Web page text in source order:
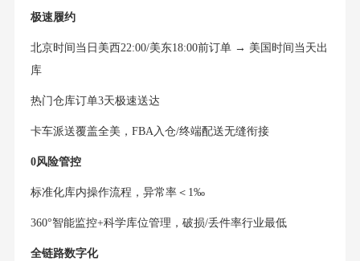
极速履约
北京时间当日美西22:00/美东18:00前订单 → 美国时间当天出
库
热门仓库订单3天极速送达
卡车派送覆盖全美，FBA入仓/终端配送无缝衔接
0风险管控
标准化库内操作流程，异常率＜1‰
360°智能监控+科学库位管理，破损/丢件率行业最低
全链路数字化